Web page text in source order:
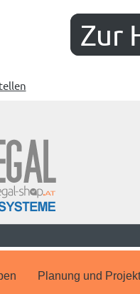
Zur
Planung und